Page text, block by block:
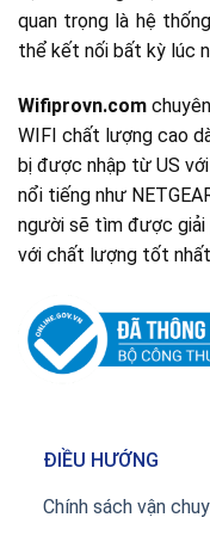
quan trọng là hệ
thể kết nối bất kỳ lúc
Wifiprovn.com
WIFI chất lượng cao
bị được nhập từ US
nổi tiếng như
người sẽ tìm được giải
với chất lượng tốt
ĐIỀU HƯỚNG
Chính sách vận